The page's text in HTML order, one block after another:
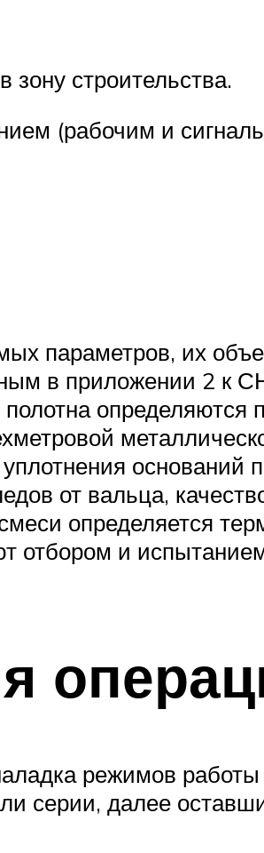
строительства.
(рабочим и
параметров, их
в приложении 2 к
полотна
оснований
от вальца,
определяется
отбором и
режимов
серии, далее